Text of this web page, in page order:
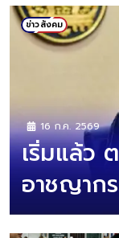
ข่าวสังคม
16 ก.ค. 2569
เริ่มแล้ว
อาชญาก
ปลายนิ้ว